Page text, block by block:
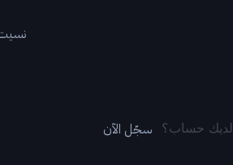
حساب؟ سجّل الآن